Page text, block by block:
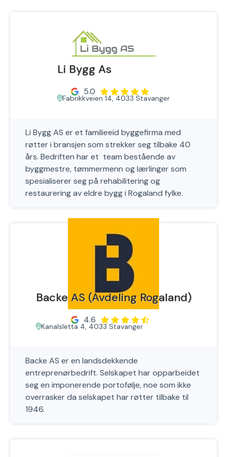
Li Bygg As
5.0
Fabrikkveien 14, 4033 Stavanger
Li Bygg AS er et familieeid byggefirma med
røtter i bransjen som strekker seg tilbake 40
års. Bedriften har et team bestående av
byggmestre, tømmermenn og lærlinger som
spesialiserer seg på rehabilitering og
restaurering av eldre bygg i Rogaland fylke.
Backe AS (Avdeling Rogaland)
4.6
Kanalsletta 4, 4033 Stavanger
Backe AS er en landsdekkende
entreprenørbedrift. Selskapet har opparbeidet
seg en imponerende portofølje, noe som ikke
overrasker da selskapet har røtter tilbake til
1946.